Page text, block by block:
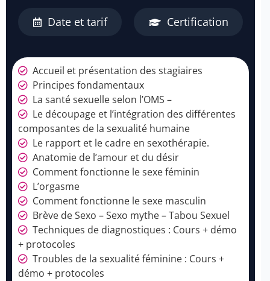
Date et tarif Certification
Accueil et présentation des stagiaires
Principes fondamentaux
La santé sexuelle selon l’OMS –
Le découpage et l’intégration des différentes
composantes de la sexualité humaine
Le rapport et le cadre en sexothérapie.
Anatomie de l’amour et du désir
Comment fonctionne le sexe féminin
L’orgasme
Comment fonctionne le sexe masculin
Brève de Sexo – Sexo mythe – Tabou Sexuel
Techniques de diagnostiques : Cours + démo
+ protocoles
Troubles de la sexualité féminine : Cours +
démo + protocoles